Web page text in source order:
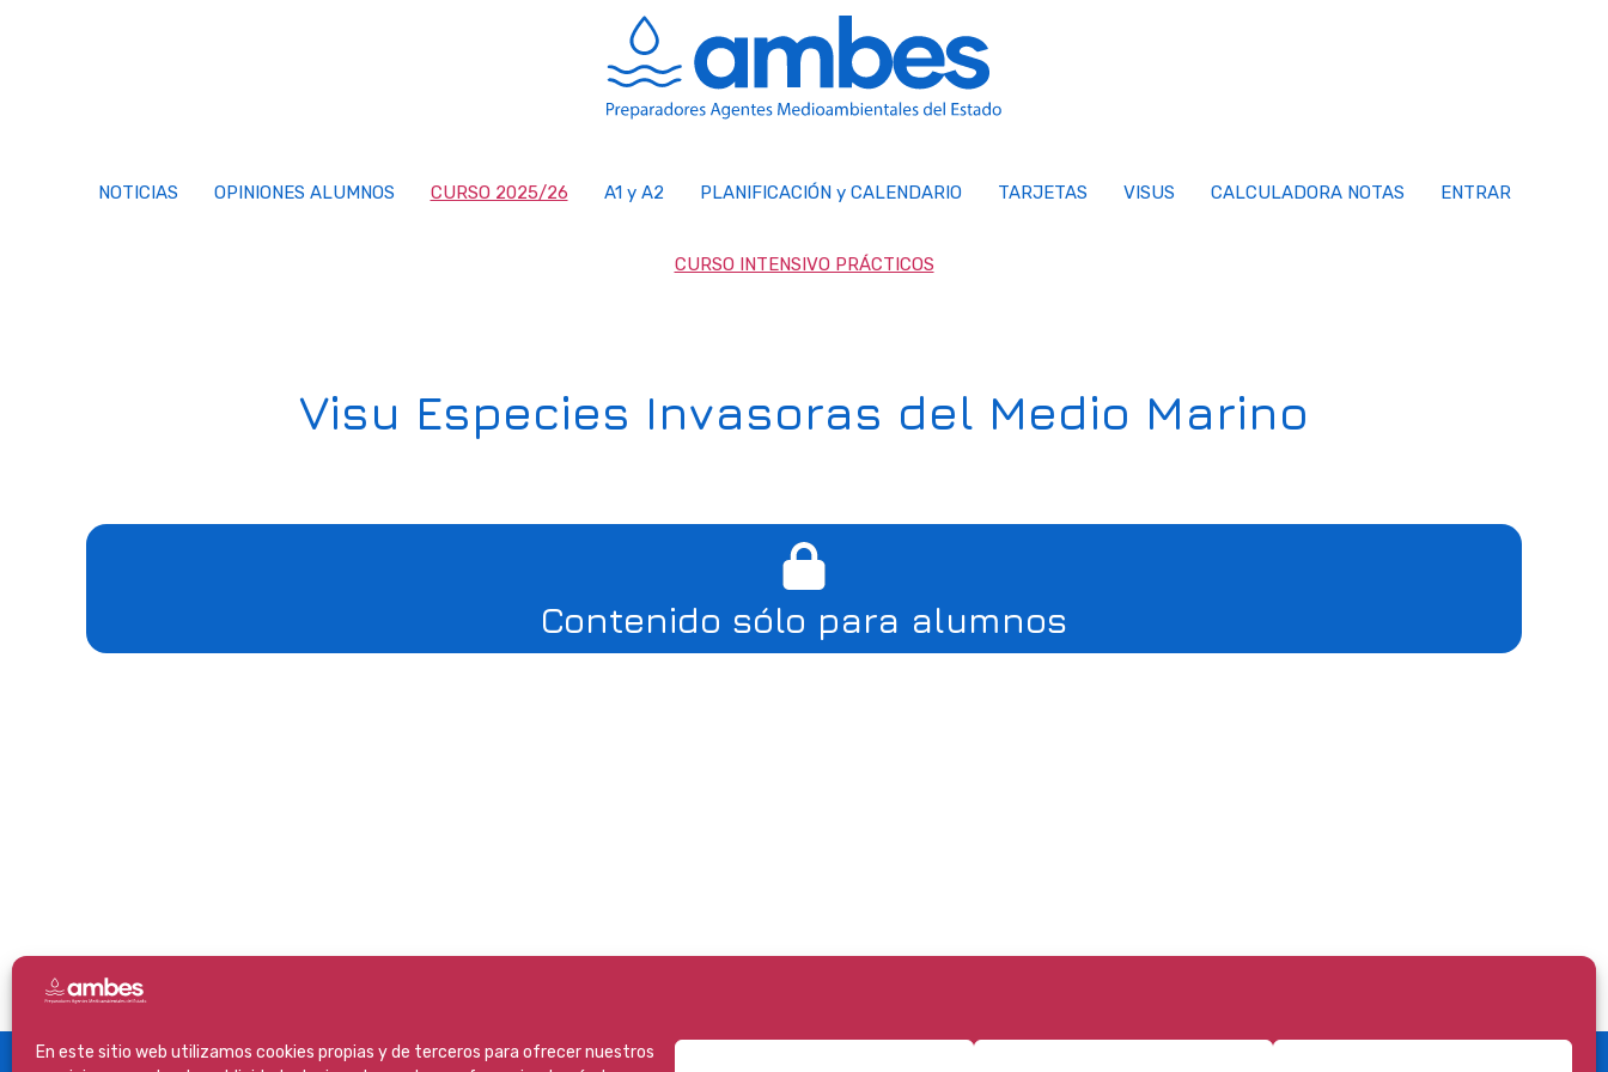
En este sitio web utilizamos cookies propias y de terceros para ofrecer nuestros
NOTICIAS OPINIONES ALUMNOS CURSO 2025/26 A1 y A2 PLANIFICACIÓN y CALENDARIO TARJETAS VISUS CALCULADORA NOTAS ENTRAR
CURSO INTENSIVO PRÁCTICOS
Visu Especies Invasoras del Medio Marino
Contenido sólo para alumnos